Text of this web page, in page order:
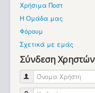
Βρίσκεστε εδώ:
Χρήσιμα Ποστ
Η Ομάδα μας
Φόρουμ
Σχετικά με εμάς
Σύνδεση Χρηστών
Όνομα Χρήστη